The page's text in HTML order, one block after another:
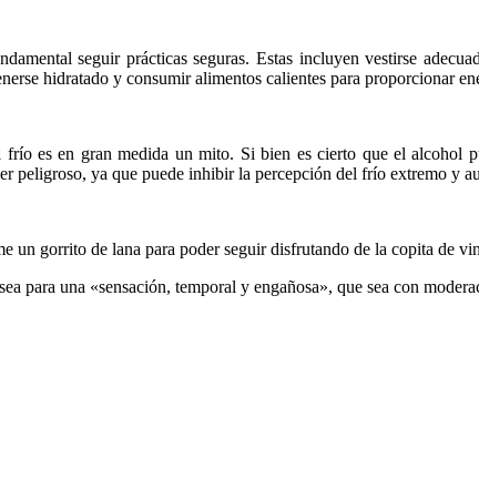
seguir prácticas seguras. Estas incluyen vestirse
hidratado y consumir alimentos calientes para proporcionar
es en gran medida un mito. Si bien es cierto que el alcohol
peligroso, ya que puede inhibir la percepción del frío extremo y
un gorrito de lana para poder seguir disfrutando de la copita de
para una «sensación, temporal y engañosa», que sea con